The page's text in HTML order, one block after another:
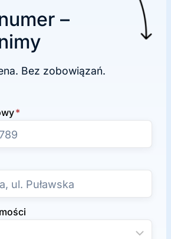
–
Bez zobowiązań.
*